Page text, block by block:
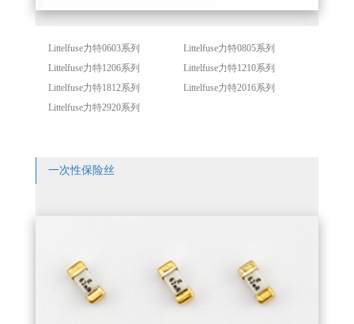
Littelfuse力特0603系列
Littelfuse力特0805系列
Littelfuse力特1206系列
Littelfuse力特1210系列
Littelfuse力特1812系列
Littelfuse力特2016系列
Littelfuse力特2920系列
一次性保险丝